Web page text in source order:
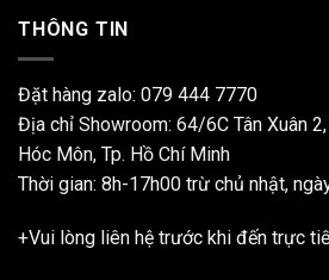
THÔNG TIN
Đặt hàng zalo: 079 444 7770
Địa chỉ Showroom: 64/6C Tân Xuân 2,
Hóc Môn, Tp. Hồ Chí Minh
Thời gian: 8h-17h00 trừ chủ nhật,
+Vui lòng liên hệ trước khi đến trực